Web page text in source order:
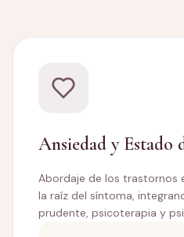
Ansiedad y Estado
Abordaje de los trastornos
la raíz del síntoma,
prudente, psicoterapia y